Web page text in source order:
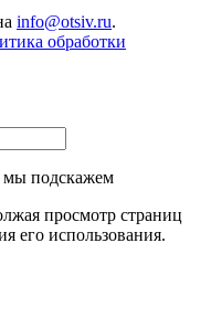
info@otsiv.ru.
обработки
мы подскажем
просмотр страниц
его использования.